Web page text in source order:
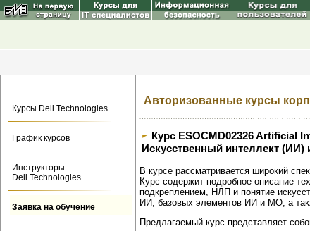
Курсы Dell Technologies
График курсов
Инструкторы
Dell Technologies
Заявка на обучение
Авторизованные курсы
Курс ESOCMD02326 Artificial
Искусственный интеллект
В курсе рассматривается широкий
Курс содержит подробное описание
подкреплением, НЛП и понятие
ИИ, базовых элементов ИИ и МО, а
Предлагаемый курс представляет